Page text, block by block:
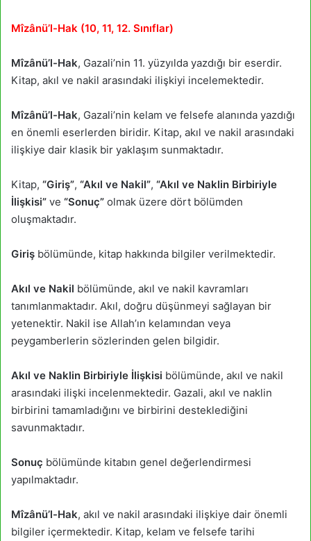
Mîzânü’l-Hak (10, 11, 12. Sınıflar)
Mîzânü’l-Hak, Gazali’nin 11. yüzyılda yazdığı bir eserdir.
Kitap, akıl ve nakil arasındaki ilişkiyi incelemektedir.
Mîzânü’l-Hak, Gazali’nin kelam ve felsefe alanında yazdığı
en önemli eserlerden biridir. Kitap, akıl ve nakil arasındaki
ilişkiye dair klasik bir yaklaşım sunmaktadır.
Kitap, “Giriş”, “Akıl ve Nakil”, “Akıl ve Naklin Birbiriyle
İlişkisi” ve “Sonuç” olmak üzere dört bölümden
oluşmaktadır.
Giriş bölümünde, kitap hakkında bilgiler verilmektedir.
Akıl ve Nakil bölümünde, akıl ve nakil kavramları
tanımlanmaktadır. Akıl, doğru düşünmeyi sağlayan bir
yetenektir. Nakil ise Allah’ın kelamından veya
peygamberlerin sözlerinden gelen bilgidir.
Akıl ve Naklin Birbiriyle İlişkisi bölümünde, akıl ve nakil
arasındaki ilişki incelenmektedir. Gazali, akıl ve naklin
birbirini tamamladığını ve birbirini desteklediğini
savunmaktadır.
Sonuç bölümünde kitabın genel değerlendirmesi
yapılmaktadır.
Mîzânü’l-Hak, akıl ve nakil arasındaki ilişkiye dair önemli
bilgiler içermektedir. Kitap, kelam ve felsefe tarihi